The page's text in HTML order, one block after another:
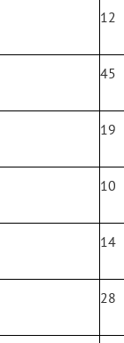
12
45
19
10
14
28